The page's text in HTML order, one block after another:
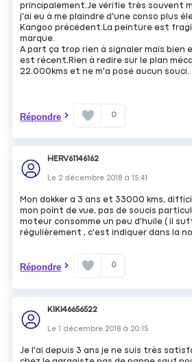
principalement.Je vérifie très souvent
j'ai eu à me plaindre d'une conso plus
Kangoo précédent.La peinture est
marque.
A part ça trop rien à signaler mais bien
est récent.Rien à redire sur le plan
22.000kms et ne m'a posé aucun souci.
Répondre 0
HERV61146162
Le 2 décembre 2018 à15:41
Mon dokker a 3 ans et 33000 kms,
mon point de vue, pas de soucis
moteur consomme un peu d'huile ( il
régulièrement , c'est indiquer dans la
Répondre 0
KIKI46656522
Le1 décembre 2018 à 20:15
Je l'ai depuis 3 ans je ne suis très